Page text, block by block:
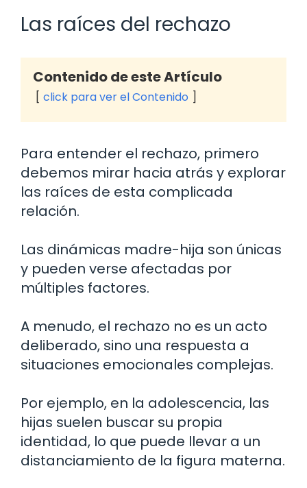
Las raíces del rechazo
Contenido de este Artículo
click para ver el Contenido
Para entender el rechazo, primero
debemos mirar hacia atrás y explorar
las raíces de esta complicada
relación.
Las dinámicas madre-hija son únicas
y pueden verse afectadas por
múltiples factores.
A menudo, el rechazo no es un acto
deliberado, sino una respuesta a
situaciones emocionales complejas.
Por ejemplo, en la adolescencia, las
hijas suelen buscar su propia
identidad, lo que puede llevar a un
distanciamiento de la figura materna.